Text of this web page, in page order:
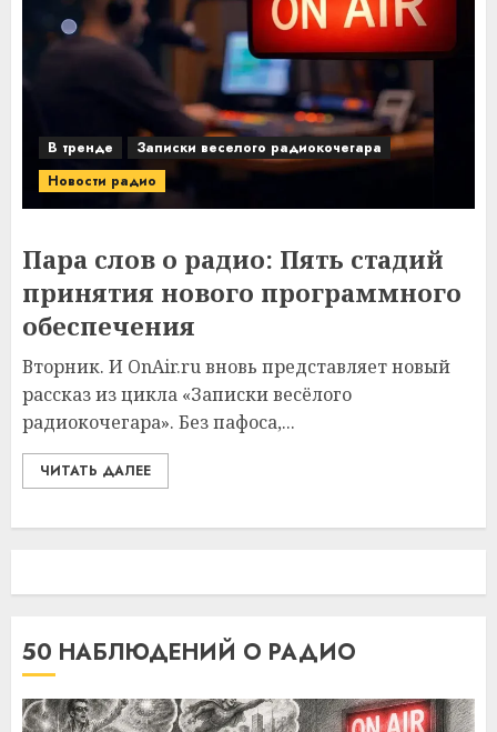
В тренде
Записки веселого радиокочегара
Новости радио
Пара слов о радио: Пять стадий
принятия нового программного
обеспечения
Вторник. И OnAir.ru вновь представляет новый
рассказ из цикла «Записки весёлого
радиокочегара». Без пафоса,...
ЧИТАТЬ ДАЛЕЕ
50 НАБЛЮДЕНИЙ О РАДИО